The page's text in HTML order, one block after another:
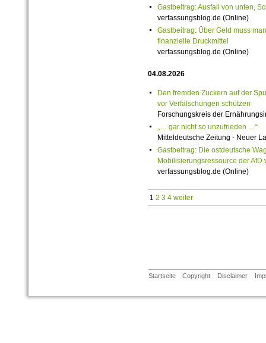
Gastbeitrag: Ausfall von unten,
verfassungsblog.de (Online)
Gastbeitrag: Über Geld muss
finanzielle Druckmittel
verfassungsblog.de (Online)
04.08.2026
Den fremden Zuckern auf der
vor Verfälschungen schützen
Forschungskreis der
„… gar nicht so unzufrieden …“
Mitteldeutsche Zeitung - Neuer
Gastbeitrag: Die ostdeutsche
Mobilisierungsressource der AfD
verfassungsblog.de (Online)
1 2 3 4 weiter
Startseite Copyright Disclaimer